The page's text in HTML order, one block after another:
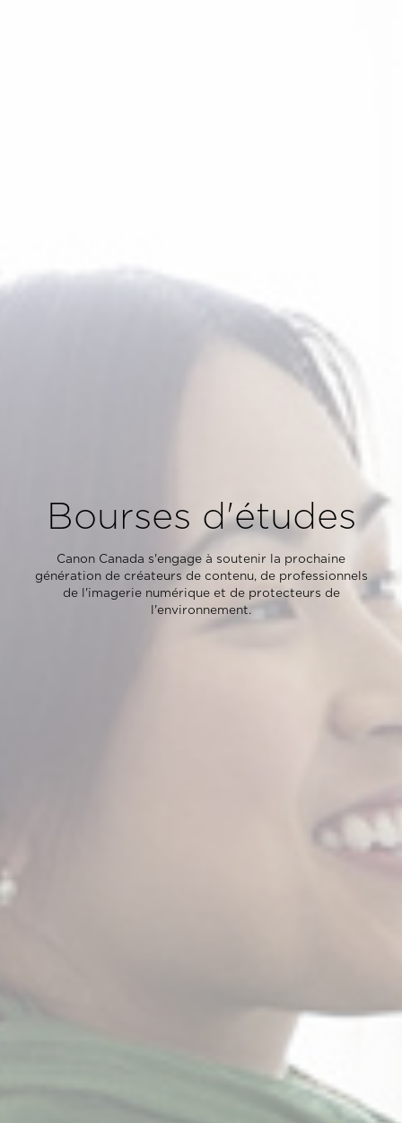
Bourses d'études
Canon Canada s'engage à soutenir la prochaine
génération de créateurs de contenu, de professionnels
de l'imagerie numérique et de protecteurs de
l'environnement.